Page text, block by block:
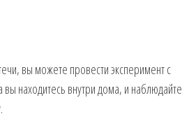
вы можете провести эксперимент с
находитесь внутри дома, и наблюдайте